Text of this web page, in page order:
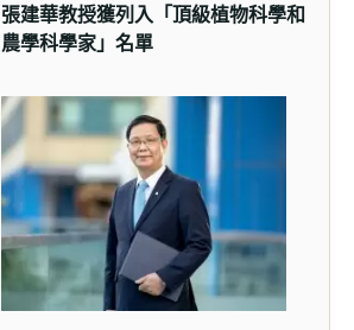
張建華教授獲列入「頂級植物科學和
農學科學家」名單